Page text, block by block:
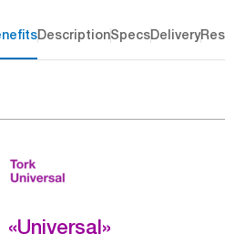
DescriptionSpecsDelivery
«Universal»